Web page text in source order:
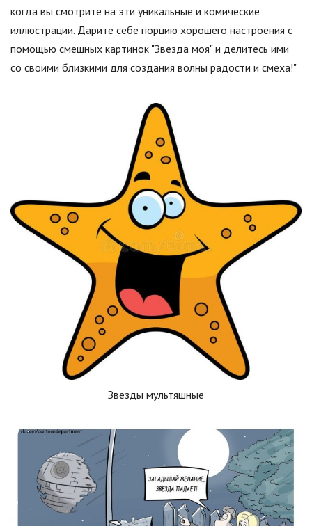
когда вы смотрите на эти уникальные и комические
иллюстрации. Дарите себе порцию хорошего настроения с
помощью смешных картинок "Звезда моя" и делитесь ими
со своими близкими для создания волны радости и смеха!"
Звезды мультяшные